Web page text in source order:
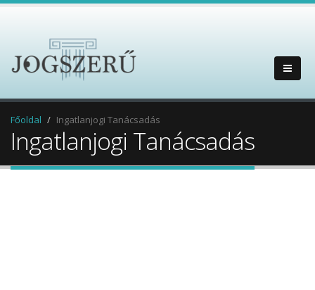
Főoldal Ingatlanjogi Tanácsadás
Ingatlanjogi Tanácsadás